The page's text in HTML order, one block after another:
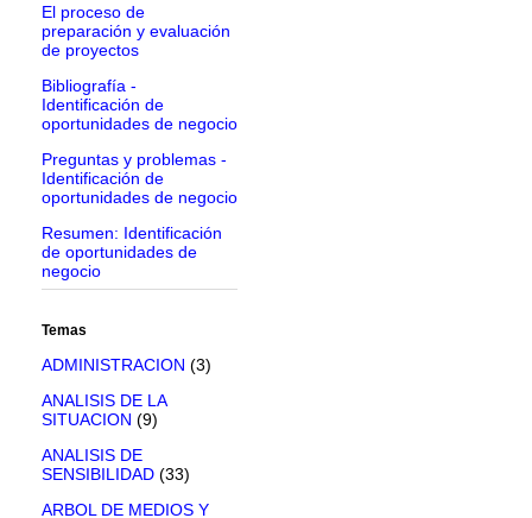
El proceso de
preparación y evaluación
de proyectos
Bibliografía -
Identificación de
oportunidades de negocio
Preguntas y problemas -
Identificación de
oportunidades de negocio
Resumen: Identificación
de oportunidades de
negocio
Temas
ADMINISTRACION (3)
ANALISIS DE LA
SITUACION (9)
ANALISIS DE
SENSIBILIDAD (33)
ARBOL DE MEDIOS Y